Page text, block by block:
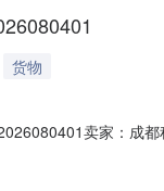
货物
卖家：成
殊性，可能存在与描